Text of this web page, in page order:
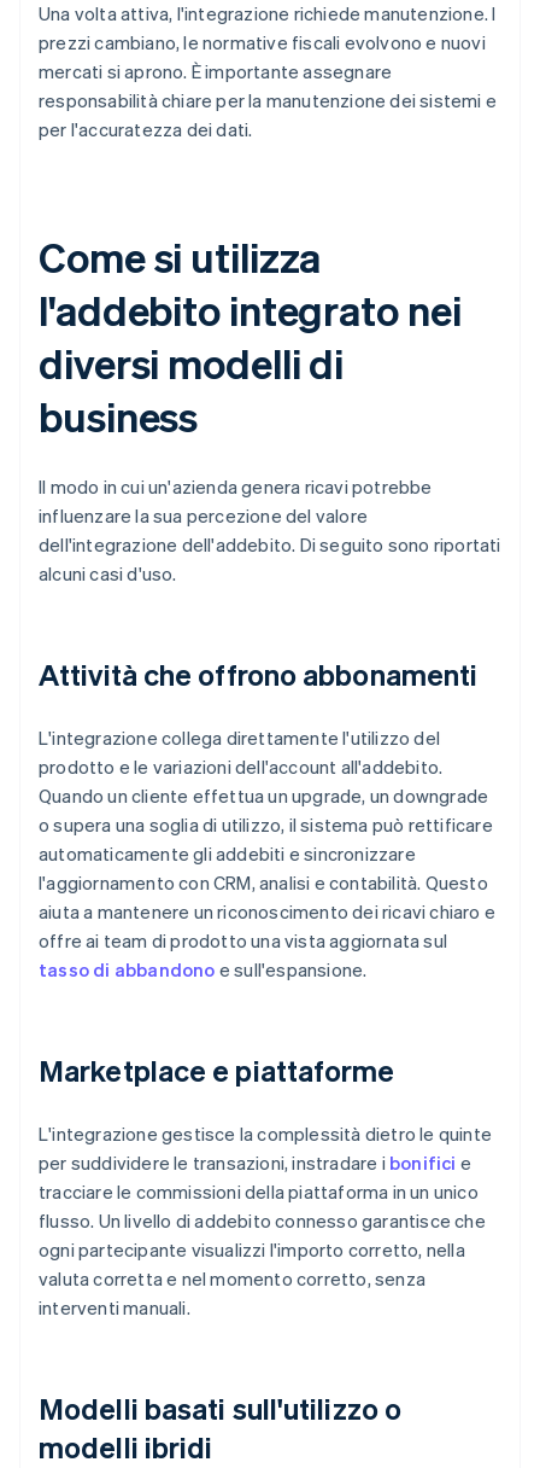
Una volta attiva, l'integrazione richiede manutenzione. I
prezzi cambiano, le normative fiscali evolvono e nuovi
mercati si aprono. È importante assegnare
responsabilità chiare per la manutenzione dei sistemi e
per l'accuratezza dei dati.
Come si utilizza
l'addebito integrato nei
diversi modelli di
business
Il modo in cui un'azienda genera ricavi potrebbe
influenzare la sua percezione del valore
dell'integrazione dell'addebito. Di seguito sono riportati
alcuni casi d'uso.
Attività che offrono abbonamenti
L'integrazione collega direttamente l'utilizzo del
prodotto e le variazioni dell'account all'addebito.
Quando un cliente effettua un upgrade, un downgrade
o supera una soglia di utilizzo, il sistema può rettificare
automaticamente gli addebiti e sincronizzare
l'aggiornamento con CRM, analisi e contabilità. Questo
aiuta a mantenere un riconoscimento dei ricavi chiaro e
offre ai team di prodotto una vista aggiornata sul
tasso di abbandono e sull'espansione.
Marketplace e piattaforme
L'integrazione gestisce la complessità dietro le quinte
per suddividere le transazioni, instradare i bonifici e
tracciare le commissioni della piattaforma in un unico
flusso. Un livello di addebito connesso garantisce che
ogni partecipante visualizzi l'importo corretto, nella
valuta corretta e nel momento corretto, senza
interventi manuali.
Modelli basati sull'utilizzo o
modelli ibridi